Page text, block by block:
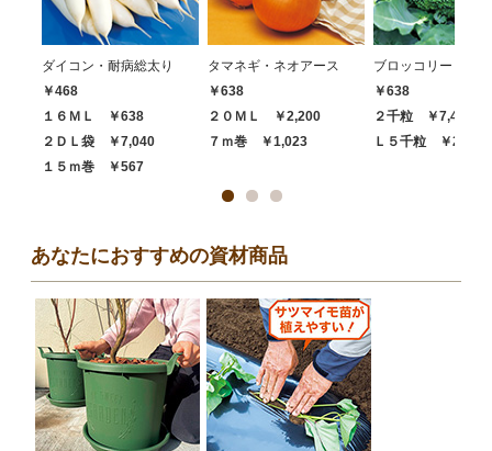
ダイコン・耐病総太り
￥468
１６ＭＬ ￥638
２ＤＬ袋 ￥7,040
１５ｍ巻 ￥567
タマネギ・ネオアース
￥638
２０ＭＬ ￥2,200
７ｍ巻 ￥1,023
ブロッコリー・ハ
￥638
２千粒 ￥7,480
Ｌ５千粒 ￥
あなたにおすすめの資材商品